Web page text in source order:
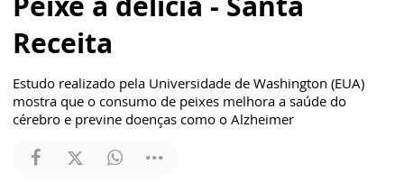
Receita
Estudo realizado pela Universidade de Washington (EUA)
mostra que o consumo de peixes melhora a saúde do
cérebro e previne doenças como o Alzheimer